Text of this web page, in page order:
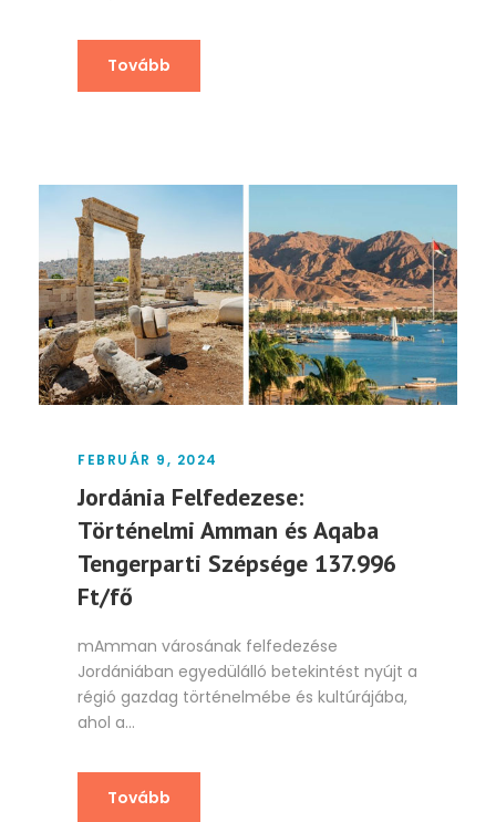
Tovább
FEBRUÁR 9, 2024
Jordánia Felfedezese:
Történelmi Amman és Aqaba
Tengerparti Szépsége 137.996
Ft/fő
mAmman városának felfedezése
Jordániában egyedülálló betekintést nyújt a
régió gazdag történelmébe és kultúrájába,
ahol a...
Tovább